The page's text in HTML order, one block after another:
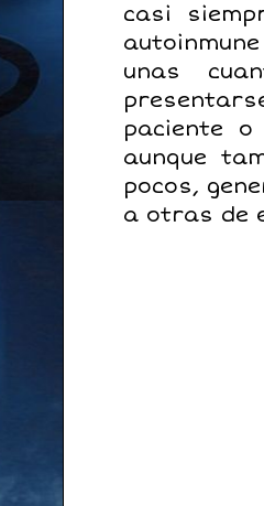
casi
unas
paciente
aunque
pocos,
a otras de